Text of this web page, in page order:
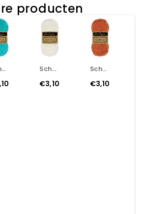
producten
Scheepjes Softfun - 2423 - Bright Turquoise
Scheepjes Softfun - 2426 - Lace
€3,10
Scheepjes Softfun - 2431 - Clay
€3,10